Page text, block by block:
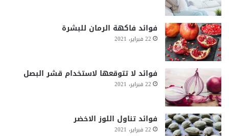
فوائد فاكهة الرمان للبشرة
22 فبراير، 2021
فوائد لا تتوقعها لاستخدام قشر البصل
22 فبراير، 2021
فوائد تناول اللوز الاخضر
22 فبراير، 2021